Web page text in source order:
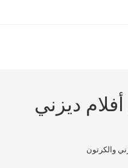
من أفلام ديزني